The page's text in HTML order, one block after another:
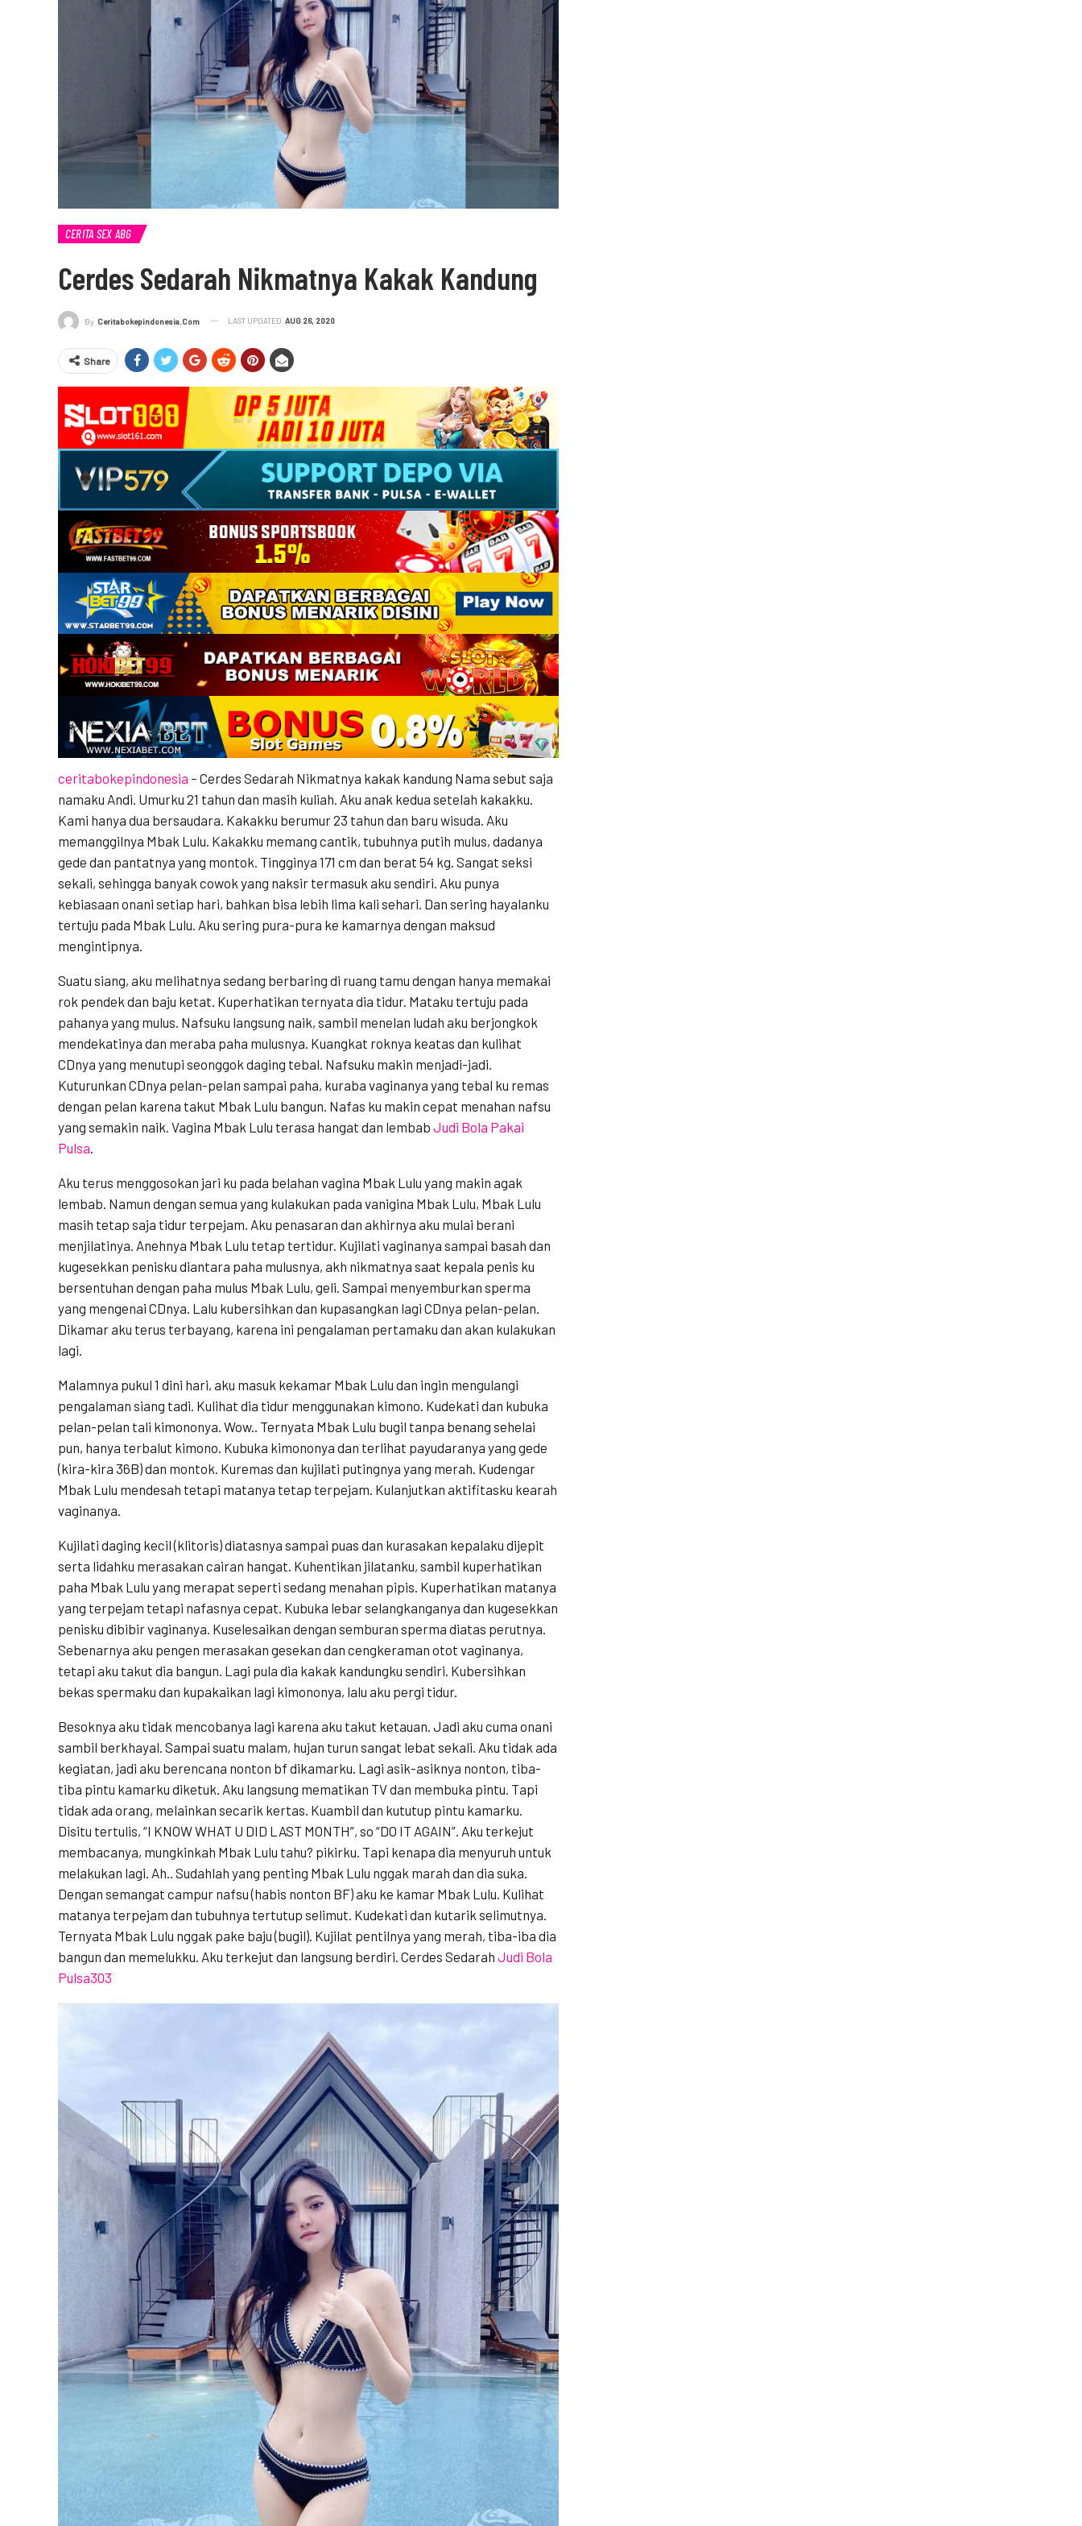
CERITA SEX ABG
Cerdes Sedarah Nikmatnya Kakak Kandung
By Ceritabokepindonesia.com LAST UPDATED AUG 26, 2020
Share
ceritabokepindonesia – Cerdes Sedarah Nikmatnya kakak kandung Nama sebut saja
namaku Andi. Umurku 21 tahun dan masih kuliah. Aku anak kedua setelah kakakku.
Kami hanya dua bersaudara. Kakakku berumur 23 tahun dan baru wisuda. Aku
memanggilnya Mbak Lulu. Kakakku memang cantik, tubuhnya putih mulus, dadanya
gede dan pantatnya yang montok. Tingginya 171 cm dan berat 54 kg. Sangat seksi
sekali, sehingga banyak cowok yang naksir termasuk aku sendiri. Aku punya
kebiasaan onani setiap hari, bahkan bisa lebih lima kali sehari. Dan sering hayalanku
tertuju pada Mbak Lulu. Aku sering pura-pura ke kamarnya dengan maksud
mengintipnya.
Suatu siang, aku melihatnya sedang berbaring di ruang tamu dengan hanya memakai
rok pendek dan baju ketat. Kuperhatikan ternyata dia tidur. Mataku tertuju pada
pahanya yang mulus. Nafsuku langsung naik, sambil menelan ludah aku berjongkok
mendekatinya dan meraba paha mulusnya. Kuangkat roknya keatas dan kulihat
CDnya yang menutupi seonggok daging tebal. Nafsuku makin menjadi-jadi.
Kuturunkan CDnya pelan-pelan sampai paha, kuraba vaginanya yang tebal ku remas
dengan pelan karena takut Mbak Lulu bangun. Nafas ku makin cepat menahan nafsu
yang semakin naik. Vagina Mbak Lulu terasa hangat dan lembab Judi Bola Pakai
Pulsa.
Aku terus menggosokan jari ku pada belahan vagina Mbak Lulu yang makin agak
lembab. Namun dengan semua yang kulakukan pada vanigina Mbak Lulu, Mbak Lulu
masih tetap saja tidur terpejam. Aku penasaran dan akhirnya aku mulai berani
menjilatinya. Anehnya Mbak Lulu tetap tertidur. Kujilati vaginanya sampai basah dan
kugesekkan penisku diantara paha mulusnya, akh nikmatnya saat kepala penis ku
bersentuhan dengan paha mulus Mbak Lulu, geli. Sampai menyemburkan sperma
yang mengenai CDnya. Lalu kubersihkan dan kupasangkan lagi CDnya pelan-pelan.
Dikamar aku terus terbayang, karena ini pengalaman pertamaku dan akan kulakukan
lagi.
Malamnya pukul 1 dini hari, aku masuk kekamar Mbak Lulu dan ingin mengulangi
pengalaman siang tadi. Kulihat dia tidur menggunakan kimono. Kudekati dan kubuka
pelan-pelan tali kimononya. Wow.. Ternyata Mbak Lulu bugil tanpa benang sehelai
pun, hanya terbalut kimono. Kubuka kimononya dan terlihat payudaranya yang gede
(kira-kira 36B) dan montok. Kuremas dan kujilati putingnya yang merah. Kudengar
Mbak Lulu mendesah tetapi matanya tetap terpejam. Kulanjutkan aktifitasku kearah
vaginanya.
Kujilati daging kecil (klitoris) diatasnya sampai puas dan kurasakan kepalaku dijepit
serta lidahku merasakan cairan hangat. Kuhentikan jilatanku, sambil kuperhatikan
paha Mbak Lulu yang merapat seperti sedang menahan pipis. Kuperhatikan matanya
yang terpejam tetapi nafasnya cepat. Kubuka lebar selangkanganya dan kugesekkan
penisku dibibir vaginanya. Kuselesaikan dengan semburan sperma diatas perutnya.
Sebenarnya aku pengen merasakan gesekan dan cengkeraman otot vaginanya,
tetapi aku takut dia bangun. Lagi pula dia kakak kandungku sendiri. Kubersihkan
bekas spermaku dan kupakaikan lagi kimononya, lalu aku pergi tidur.
Besoknya aku tidak mencobanya lagi karena aku takut ketauan. Jadi aku cuma onani
sambil berkhayal. Sampai suatu malam, hujan turun sangat lebat sekali. Aku tidak ada
kegiatan, jadi aku berencana nonton bf dikamarku. Lagi asik-asiknya nonton, tiba-
tiba pintu kamarku diketuk. Aku langsung mematikan TV dan membuka pintu. Tapi
tidak ada orang, melainkan secarik kertas. Kuambil dan kututup pintu kamarku.
Disitu tertulis, “I KNOW WHAT U DID LAST MONTH”, so “DO IT AGAIN”. Aku terkejut
membacanya, mungkinkah Mbak Lulu tahu? pikirku. Tapi kenapa dia menyuruh untuk
melakukan lagi. Ah.. Sudahlah yang penting Mbak Lulu nggak marah dan dia suka.
Dengan semangat campur nafsu (habis nonton BF) aku ke kamar Mbak Lulu. Kulihat
matanya terpejam dan tubuhnya tertutup selimut. Kudekati dan kutarik selimutnya.
Ternyata Mbak Lulu nggak pake baju (bugil). Kujilat pentilnya yang merah, tiba-iba dia
bangun dan memelukku. Aku terkejut dan langsung berdiri. Cerdes Sedarah Judi Bola
Pulsa303